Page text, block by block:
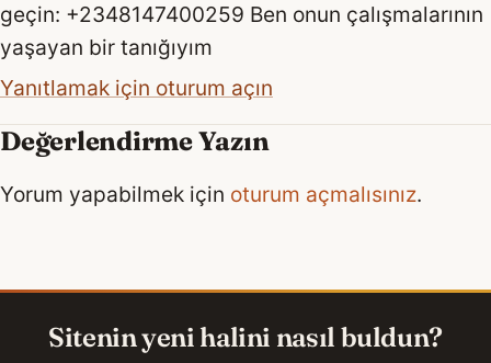
geçin: +2348147400259 Ben onun çalışmalarının
yaşayan bir tanığıyım
Yanıtlamak için oturum açın
Değerlendirme Yazın
Yorum yapabilmek için oturum açmalısınız.
Sitenin yeni halini nasıl buldun?